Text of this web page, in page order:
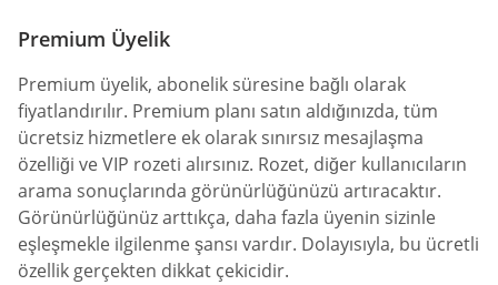
Premium Üyelik
Premium üyelik, abonelik süresine bağlı olarak
fiyatlandırılır. Premium planı satın aldığınızda, tüm
ücretsiz hizmetlere ek olarak sınırsız mesajlaşma
özelliği ve VIP rozeti alırsınız. Rozet, diğer kullanıcıların
arama sonuçlarında görünürlüğünüzü artıracaktır.
Görünürlüğünüz arttıkça, daha fazla üyenin sizinle
eşleşmekle ilgilenme şansı vardır. Dolayısıyla, bu ücretli
özellik gerçekten dikkat çekicidir.